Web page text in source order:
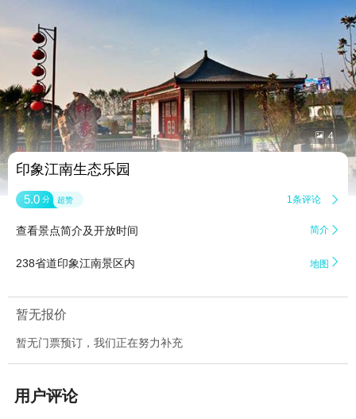
 4
印象江南生态乐园
5.0 分 超赞 1条评论 
查看景点简介及开放时间 简介 
238省道印象江南景区内 地图 
暂无报价
暂无门票预订，我们正在努力补充
用户评论